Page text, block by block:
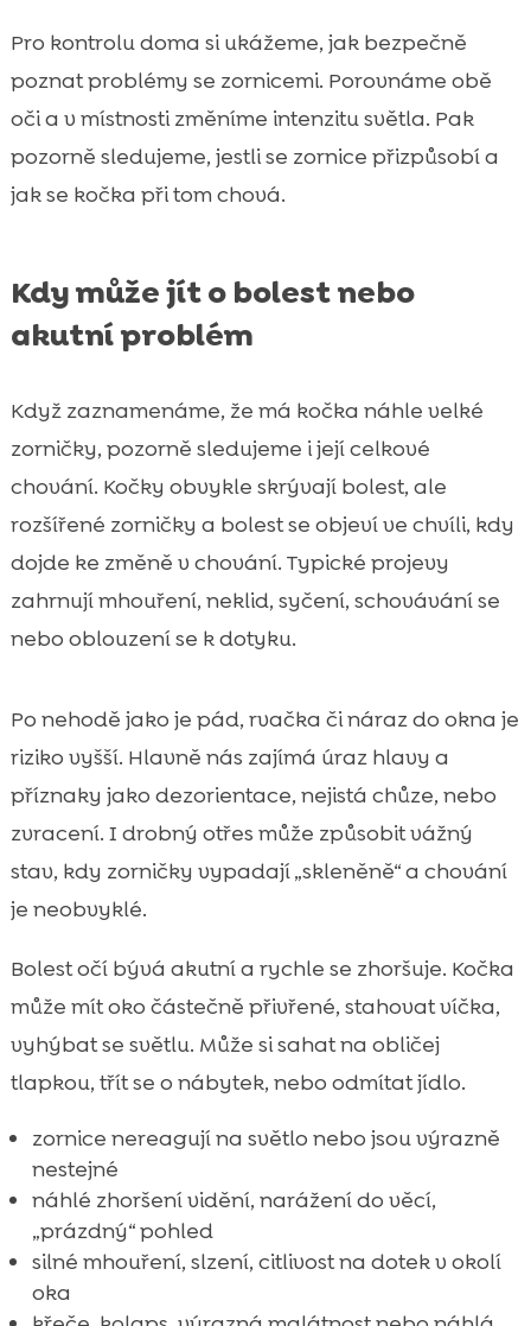
Pro kontrolu doma si ukážeme, jak bezpečně
poznat problémy se zornicemi. Porovnáme obě
oči a v místnosti změníme intenzitu světla. Pak
pozorně sledujeme, jestli se zornice přizpůsobí a
jak se kočka při tom chová.
Kdy může jít o bolest nebo
akutní problém
Když zaznamenáme, že má kočka náhle velké
zorničky, pozorně sledujeme i její celkové
chování. Kočky obvykle skrývají bolest, ale
rozšířené zorničky a bolest se objeví ve chvíli, kdy
dojde ke změně v chování. Typické projevy
zahrnují mhouření, neklid, syčení, schovávání se
nebo oblouzení se k dotyku.
Po nehodě jako je pád, rvačka či náraz do okna je
riziko vyšší. Hlavně nás zajímá úraz hlavy a
příznaky jako dezorientace, nejistá chůze, nebo
zvracení. I drobný otřes může způsobit vážný
stav, kdy zorničky vypadají „skleněně“ a chování
je neobvyklé.
Bolest očí bývá akutní a rychle se zhoršuje. Kočka
může mít oko částečně přivřené, stahovat víčka,
vyhýbat se světlu. Může si sahat na obličej
tlapkou, třít se o nábytek, nebo odmítat jídlo.
zornice nereagují na světlo nebo jsou výrazně
nestejné
náhlé zhoršení vidění, narážení do věcí,
„prázdný“ pohled
silné mhouření, slzení, citlivost na dotek v okolí
oka